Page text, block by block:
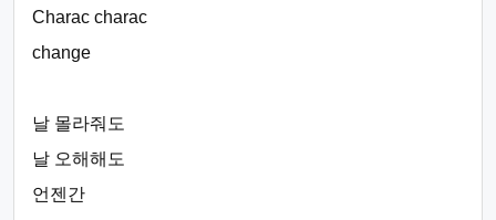
Charac charac
change
날 몰라줘도
날 오해해도
언젠간